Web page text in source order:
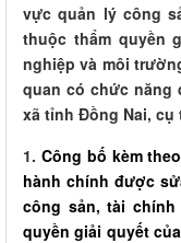
vực quản lý công
thuộc thẩm quyền
nghiệp và môi
quan có chức năng
xã tỉnh Đồng Nai, cụ
1. Công bố kèm
hành chính được
công sản, tài
quyền giải quyết